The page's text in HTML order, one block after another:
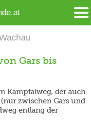
Gars bis
Kamptalweg, der auch
zwischen Gars und
entlang der